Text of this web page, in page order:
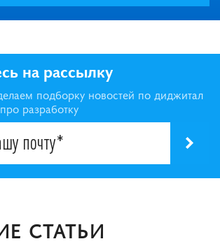
на рассылку
подборку новостей по диджитал
разработку
СТАТЬИ